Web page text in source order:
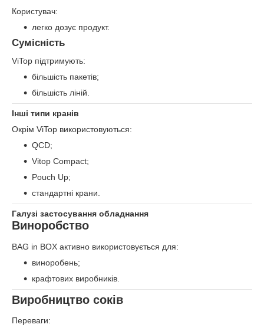
Користувач:
легко дозує продукт.
Сумісність
ViTop підтримують:
більшість пакетів;
більшість ліній.
Інші типи кранів
Окрім ViTop використовуються:
QCD;
Vitop Compact;
Pouch Up;
стандартні крани.
Галузі застосування обладнання
Виноробство
BAG in BOX активно використовується для:
виноробень;
крафтових виробників.
Виробництво соків
Переваги: